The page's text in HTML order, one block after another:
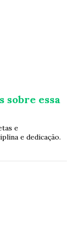
sobre essa
e
e dedicação.